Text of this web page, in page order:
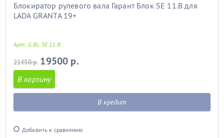
Блокиратор рулевого вала Гарант Блок SE 11.B для
LADA GRANTA 19+
Арт. G.BL.SE 11.B
21450 р. 19500 р.
В корзину
В кредит
Добавить к сравнению